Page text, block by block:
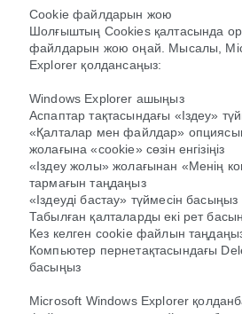
Cookie файлдарын жою
Шолғыштың Cookies қалтасында
файлдарын жою оңай. Мысалы,
Explorer қолдансаңыз:
Windows Explorer ашыңыз
Аспаптар тақтасындағы «Іздеу»
«Қалталар мен файлдар»
жолағына «cookie» сөзін енгізіңіз
«Іздеу жолы» жолағынан «Менің
тармағын таңдаңыз
«Іздеуді бастау» түймесін басыңыз
Табылған қалталарды екі рет
Кез келген cookie файлын
Компьютер пернетақтасындағы
басыңыз
Microsoft Windows Explorer